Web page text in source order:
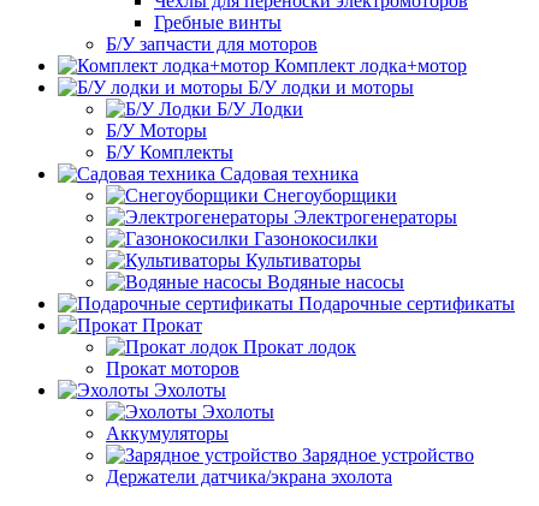
Гребные винты
Б/У запчасти для моторов
Комплект лодка+мотор
Б/У лодки и моторы
Б/У Лодки
Б/У Моторы
Б/У Комплекты
Садовая техника
Снегоуборщики
Электрогенераторы
Газонокосилки
Культиваторы
Водяные насосы
Подарочные сертификаты
Прокат
Прокат лодок
Прокат моторов
Эхолоты
Эхолоты
Аккумуляторы
Зарядное устройство
Держатели датчика/экрана эхолота